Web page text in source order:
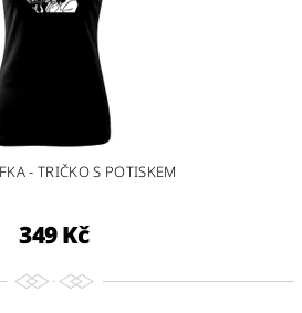
- TRIČKO S POTISKEM
349 Kč